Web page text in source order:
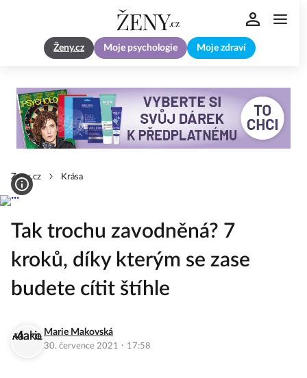
Ženy.cz Moje psychologie Moje zdraví
Zeny.cz Krása
Tak trochu zavodněná? 7
kroků, díky kterým se zase
budete cítit štíhle
Marie Makovská
30. července 2021 · 17:58